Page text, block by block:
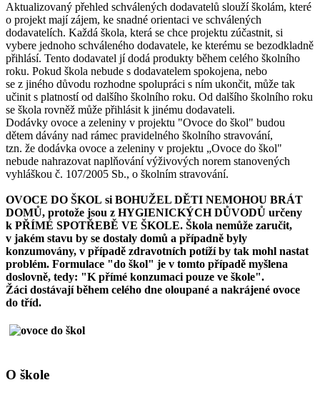
Aktualizovaný přehled schválených dodavatelů slouží školám, které
o projekt mají zájem, ke snadné orientaci ve schválených
dodavatelích. Každá škola, která se chce projektu zúčastnit, si
vybere jednoho schváleného dodavatele, ke kterému se bezodkladně
přihlásí. Tento dodavatel jí dodá produkty během celého školního
roku. Pokud škola nebude s dodavatelem spokojena, nebo
se z jiného důvodu rozhodne spolupráci s ním ukončit, může tak
učinit s platností od dalšího školního roku. Od dalšího školního roku
se škola rovněž může přihlásit k jinému dodavateli.
Dodávky ovoce a zeleniny v projektu "Ovoce do škol" budou
dětem dávány nad rámec pravidelného školního stravování,
tzn. že dodávka ovoce a zeleniny v projektu „Ovoce do škol"
nebude nahrazovat naplňování výživových norem stanovených
vyhláškou č. 107/2005 Sb., o školním stravování.
OVOCE DO ŠKOL si BOHUŽEL DĚTI NEMOHOU BRÁT
DOMŮ, protože jsou z HYGIENICKÝCH DŮVODŮ určeny
k PŘÍMÉ SPOTŘEBĚ VE ŠKOLE. Škola nemůže zaručit,
v jakém stavu by se dostaly domů a případně byly
konzumovány, v případě zdravotních potíží by tak mohl nastat
problém. Formulace "do škol" je v tomto případě myšlena
doslovně, tedy: "K přímé konzumaci pouze ve škole".
Žáci dostávají během celého dne oloupané a nakrájené ovoce
do tříd.
O škole